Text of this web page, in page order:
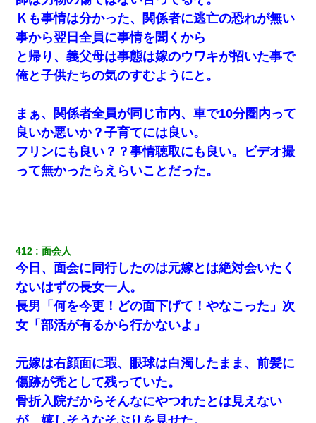
Ｋも事情は分かった、関係者に逃亡の恐れが無い
事から翌日全員に事情を聞くから
と帰り、義父母は事態は嫁のウワキが招いた事で
俺と子供たちの気のすむようにと。
まぁ、関係者全員が同じ市内、車で10分圏内って
良いか悪いか？子育てには良い。
フリンにも良い？？事情聴取にも良い。ビデオ撮
って無かったらえらいことだった。
412 面会人
今日、面会に同行したのは元嫁とは絶対会いたく
ないはずの長女一人。
長男「何を今更！どの面下げて！やなこった」次
女「部活が有るから行かないよ」
元嫁は右顔面に瑕、眼球は白濁したまま、前髪に
傷跡が禿として残っていた。
骨折入院だからそんなにやつれたとは見えない
が、嬉しそうなそぶりを見せた。